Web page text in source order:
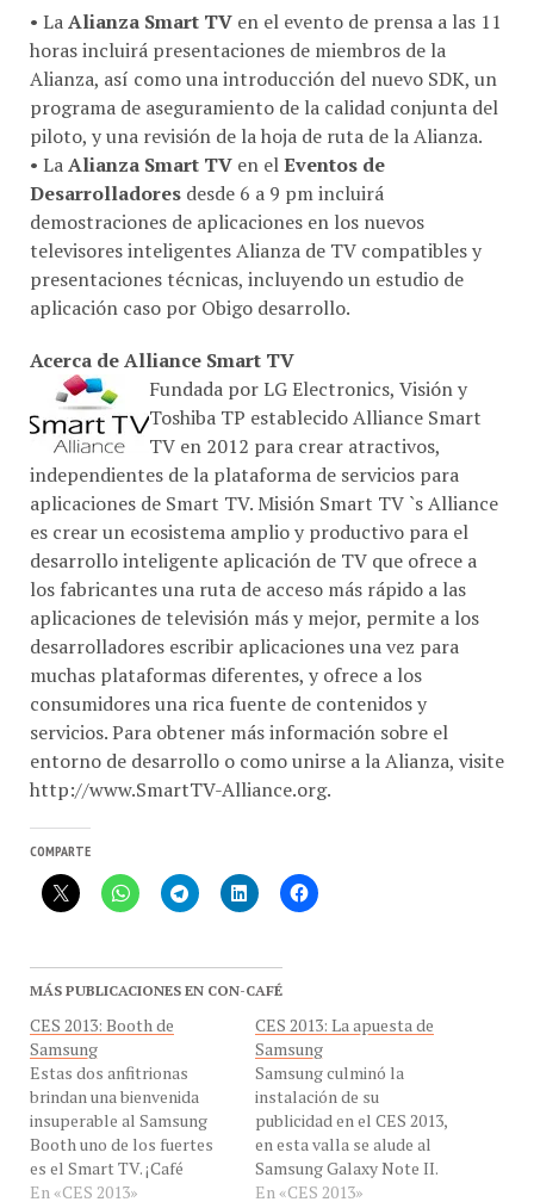
• La Alianza Smart TV en el evento de prensa a las 11
horas incluirá presentaciones de miembros de la
Alianza, así como una introducción del nuevo SDK, un
programa de aseguramiento de la calidad conjunta del
piloto, y una revisión de la hoja de ruta de la Alianza.
• La Alianza Smart TV en el Eventos de
Desarrolladores desde 6 a 9 pm incluirá
demostraciones de aplicaciones en los nuevos
televisores inteligentes Alianza de TV compatibles y
presentaciones técnicas, incluyendo un estudio de
aplicación caso por Obigo desarrollo.
Acerca de Alliance Smart TV
Fundada por LG Electronics, Visión y
Toshiba TP establecido Alliance Smart
TV en 2012 para crear atractivos,
independientes de la plataforma de servicios para
aplicaciones de Smart TV. Misión Smart TV `s Alliance
es crear un ecosistema amplio y productivo para el
desarrollo inteligente aplicación de TV que ofrece a
los fabricantes una ruta de acceso más rápido a las
aplicaciones de televisión más y mejor, permite a los
desarrolladores escribir aplicaciones una vez para
muchas plataformas diferentes, y ofrece a los
consumidores una rica fuente de contenidos y
servicios. Para obtener más información sobre el
entorno de desarrollo o como unirse a la Alianza, visite
http://www.SmartTV-Alliance.org.
COMPARTE
MÁS PUBLICACIONES EN CON-CAFÉ
CES 2013: Booth de
Samsung
Estas dos anfitrionas
brindan una bienvenida
insuperable al Samsung
Booth uno de los fuertes
es el Smart TV. ¡Café
eXclusivo! Observamos
En «CES 2013»
CES 2013: La apuesta de
Samsung
Samsung culminó la
instalación de su
publicidad en el CES 2013,
en esta valla se alude al
Samsung Galaxy Note II.
¡Samsung en el CES 2013!
En «CES 2013»